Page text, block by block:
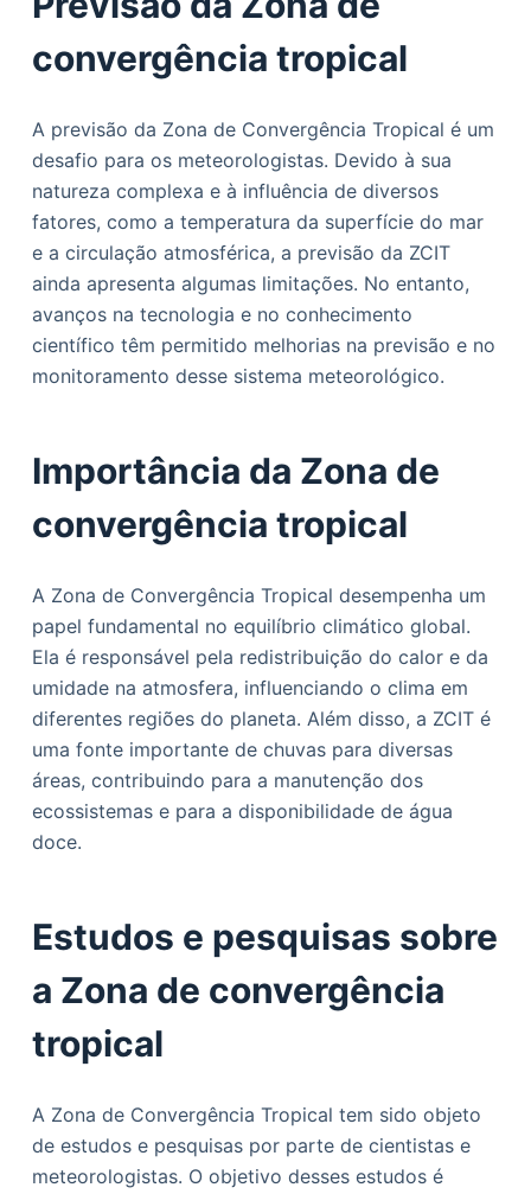
convergência tropical
A previsão da Zona de Convergência Tropical é um
desafio para os meteorologistas. Devido à sua
natureza complexa e à influência de diversos
fatores, como a temperatura da superfície do mar
e a circulação atmosférica, a previsão da ZCIT
ainda apresenta algumas limitações. No entanto,
avanços na tecnologia e no conhecimento
científico têm permitido melhorias na previsão e no
monitoramento desse sistema meteorológico.
Importância da Zona de
convergência tropical
A Zona de Convergência Tropical desempenha um
papel fundamental no equilíbrio climático global.
Ela é responsável pela redistribuição do calor e da
umidade na atmosfera, influenciando o clima em
diferentes regiões do planeta. Além disso, a ZCIT é
uma fonte importante de chuvas para diversas
áreas, contribuindo para a manutenção dos
ecossistemas e para a disponibilidade de água
doce.
Estudos e pesquisas sobre
a Zona de convergência
tropical
A Zona de Convergência Tropical tem sido objeto
de estudos e pesquisas por parte de cientistas e
meteorologistas. O objetivo desses estudos é